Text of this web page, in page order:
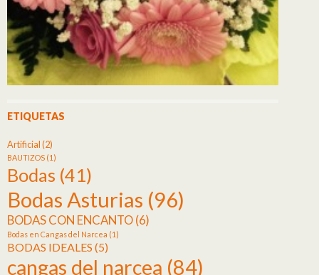
ETIQUETAS
Artificial (2)
BAUTIZOS (1)
Bodas (41)
Bodas Asturias (96)
BODAS CON ENCANTO(6)
Bodas en Cangas del Narcea (1)
BODAS IDEALES (5)
cangas del narcea (84)